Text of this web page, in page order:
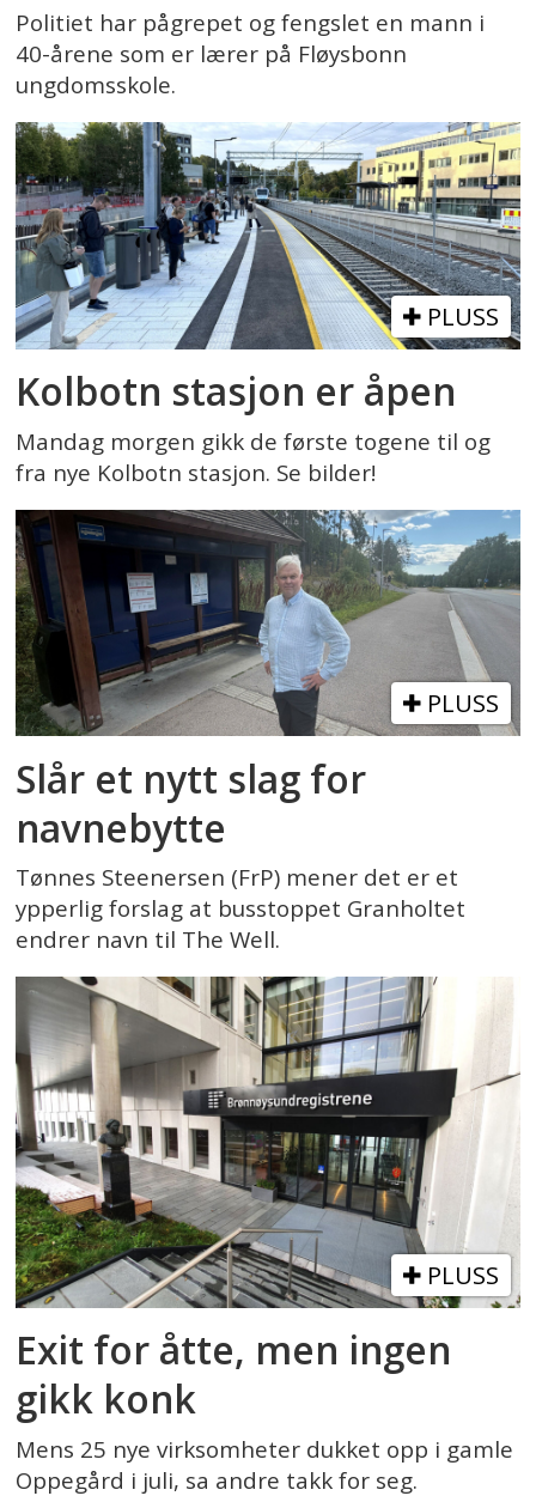
Politiet har pågrepet og fengslet en mann i
40-årene som er lærer på Fløysbonn
ungdomsskole.
PLUSS
Kolbotn stasjon er åpen
Mandag morgen gikk de første togene til og
fra nye Kolbotn stasjon. Se bilder!
PLUSS
Slår et nytt slag for
navnebytte
Tønnes Steenersen (FrP) mener det er et
ypperlig forslag at busstoppet Granholtet
endrer navn til The Well.
PLUSS
Exit for åtte, men ingen
gikk konk
Mens 25 nye virksomheter dukket opp i gamle
Oppegård i juli, sa andre takk for seg.